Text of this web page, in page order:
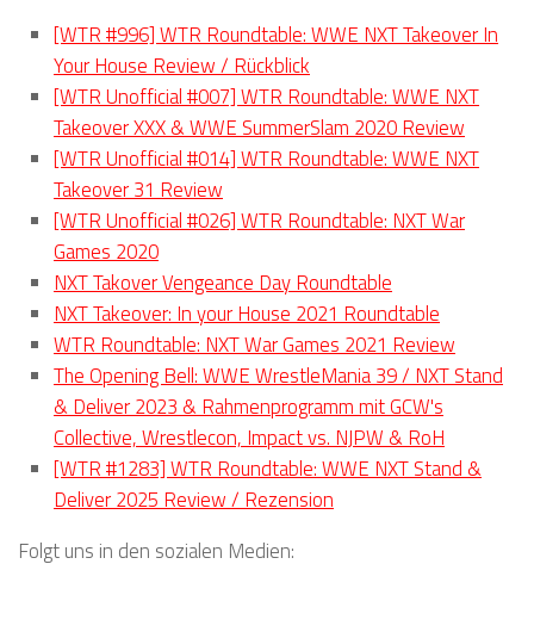
[WTR #996] WTR Roundtable: WWE NXT Takeover In
Your House Review / Rückblick
[WTR Unofficial #007] WTR Roundtable: WWE NXT
Takeover XXX & WWE SummerSlam 2020 Review
[WTR Unofficial #014] WTR Roundtable: WWE NXT
Takeover 31 Review
[WTR Unofficial #026] WTR Roundtable: NXT War
Games 2020
NXT Takover Vengeance Day Roundtable
NXT Takeover: In your House 2021 Roundtable
WTR Roundtable: NXT War Games 2021 Review
The Opening Bell: WWE WrestleMania 39 / NXT Stand
& Deliver 2023 & Rahmenprogramm mit GCW's
Collective, Wrestlecon, Impact vs. NJPW & RoH
[WTR #1283] WTR Roundtable: WWE NXT Stand &
Deliver 2025 Review / Rezension
Folgt uns in den sozialen Medien: